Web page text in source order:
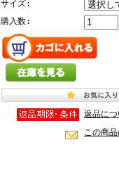
サイズ:
購入数:
返品に
この商